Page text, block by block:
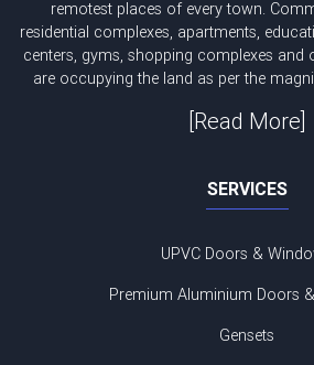
remotest places of every town.
residential complexes, apartments,
centers, gyms, shopping complexes and
are occupying the land as per the
[Read More]
SERVICES
UPVC Doors &
Premium Aluminium Doors
Gensets